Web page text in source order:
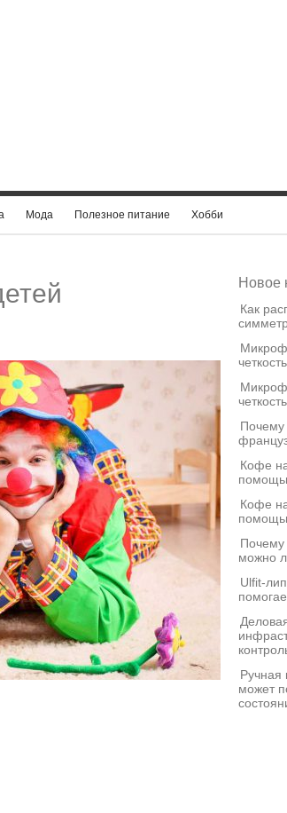
Мода Полезное питание Хобби
Новое
Как
Почему
Кофе
Кофе
Почему
можно
Ulfit-
Ручная
может